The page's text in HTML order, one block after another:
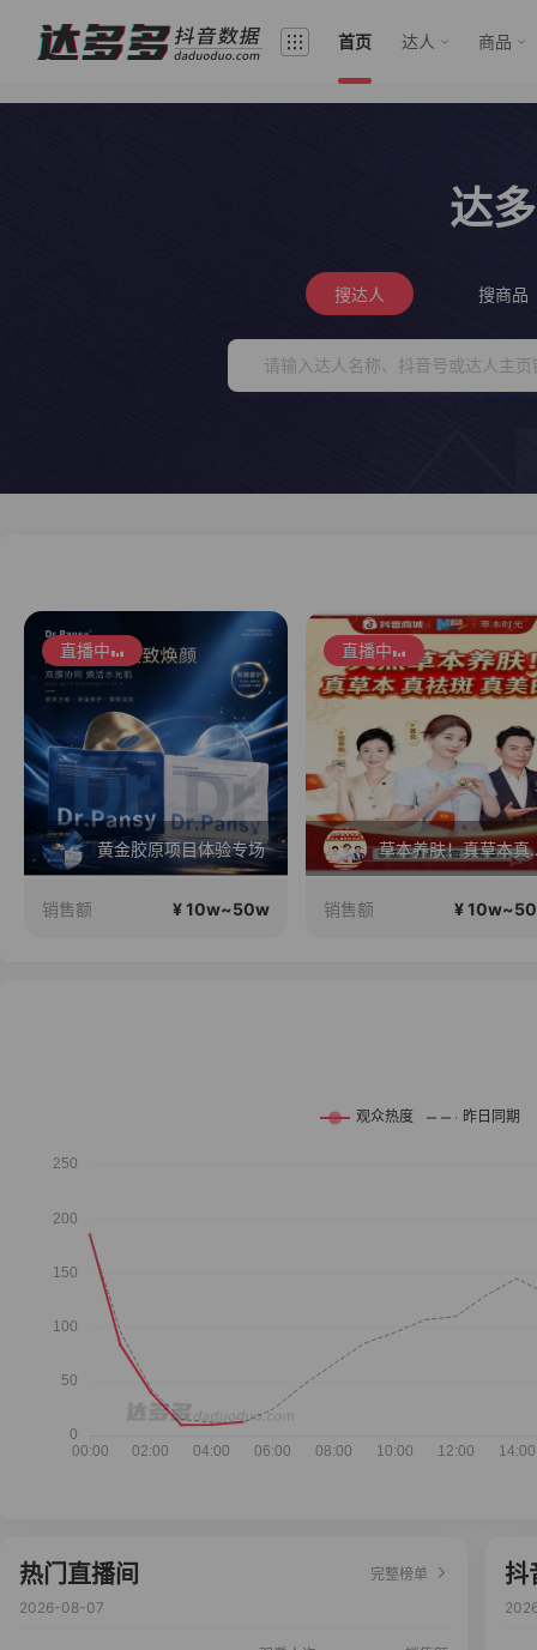
首页 达人 商品
达
搜达人 搜商品
直播中
黄金胶原项目体验专场
销售额 ¥ 10w~50w
直播中
草本养肤
销售额 ¥
热门直播间
完整榜单
2026-08-07
抖